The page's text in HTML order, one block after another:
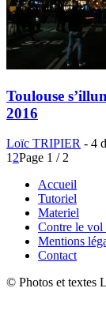
Toulouse
2016
Loïc TRIPIER - 4
1 2Page 1 / 2
Accueil
Tutoriel
Materiel
Contre le vol
Mentions
Contact
© Photos et textes